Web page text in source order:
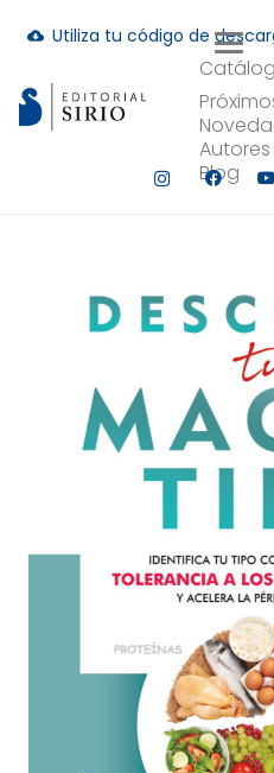
cloud_download Utiliza tu código de
Autores
Blog
hay resultados